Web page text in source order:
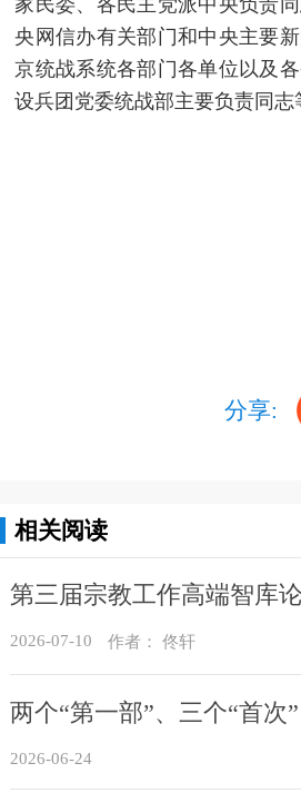
央网信办有关部门和中央主要
京统战系统各部门各单位以及
设兵团党委统战部主要负责同志
分享:
相关阅读
第三届宗教工作高端智库
2026-07-10 作者： 佟轩
2026-06-24